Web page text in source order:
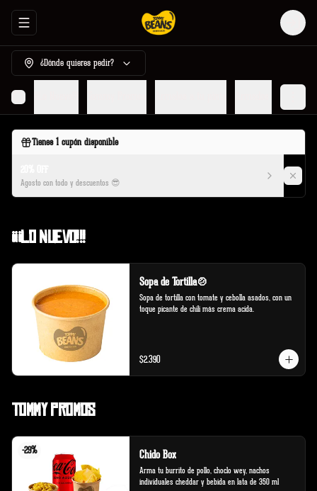
Abrir menu de navegación Login
¿Dónde quieres pedir?
Tienes1 cupón disponible
Agosto con todo y descuentos 😎
¡¡¡Lo Nuevo!!!
Sopa de Tortilla🍲
Sopa de tortilla con tomate y cebolla asados, con un
toque picante de chili más crema acida.
$2.390
Tommy Promos
-29% Chido Box
Arma tu burrito de pollo, choclo wey, nachos
individuales cheddar y bebida en lata de 350 ml